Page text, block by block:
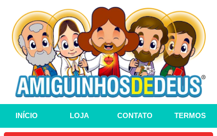
INÍCIO LOJA CONTATO TERMOS